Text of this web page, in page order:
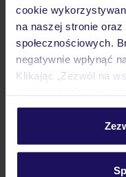
cookie
na naszej stronie
społecznościowych.
negatywnie wpłynąć
Klikając „Zezwól na
personalizować swój
Szczegółowe
Wyżywienie
Atrakcje
Ważne